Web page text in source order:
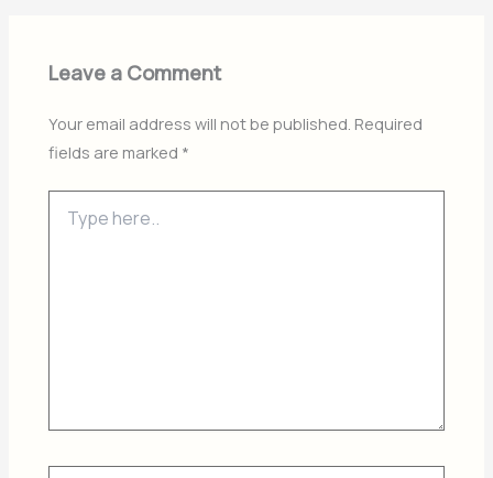
Leave a Comment
Your email address will not be published. Required
fields are marked *
here..